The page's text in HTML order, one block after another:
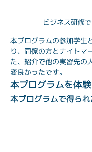
ビジネス研修
本プログラムの参加学生
り、同僚の方とナイトマ
た、紹介で他の実習先の
変良かったです。
本プログラムを体
本プログラムで得ら